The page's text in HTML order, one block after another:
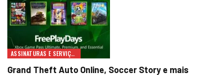
ASSINATURAS E SERVIÇOS
Grand Theft Auto Online, Soccer Story e mais